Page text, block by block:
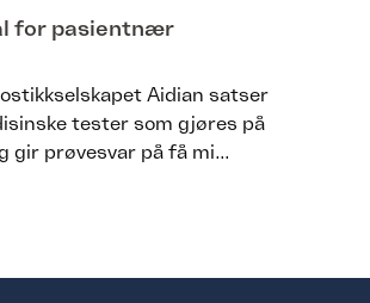
for pasientnær
Aidian satser
tester som gjøres på
gir prøvesvar på få mi...